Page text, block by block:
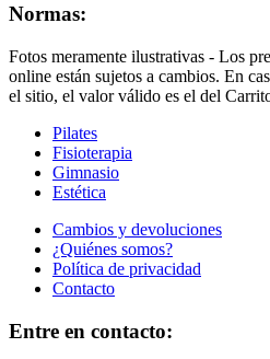
Normas:
Fotos meramente ilustrativas - Los
online están sujetos a cambios. En
el sitio, el valor válido es el del
Pilates
Fisioterapia
Gimnasio
Estética
Cambios y devoluciones
¿Quiénes somos?
Política de privacidad
Contacto
Entre en contacto: